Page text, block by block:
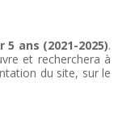
ans (2021-2025).
et recherchera à
du site, sur le